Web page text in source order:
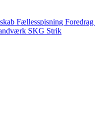
Fællesspisning Foredrag
SKG Strik